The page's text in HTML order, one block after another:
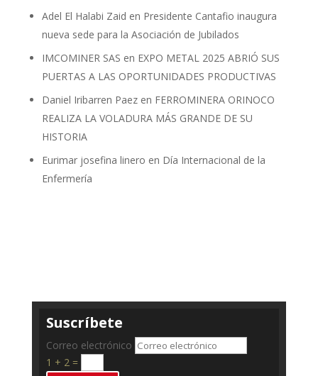
Adel El Halabi Zaid en Presidente Cantafio inaugura
nueva sede para la Asociación de Jubilados
IMCOMINER SAS en EXPO METAL 2025 ABRIÓ SUS
PUERTAS A LAS OPORTUNIDADES PRODUCTIVAS
Daniel Iribarren Paezen FERROMINERA ORINOCO
REALIZA LA VOLADURA MÁS GRANDE DE SU
HISTORIA
Eurimar josefina linero en Día Internacional de la
Enfermería
Suscríbete
Correo electrónico
1 + 2=